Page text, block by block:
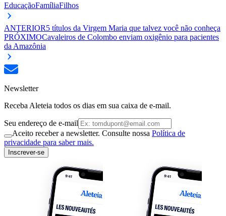
EducaçãoFamíliaFilhos
ANTERIOR5 títulos da Virgem Maria que talvez você não conheça
PRÓXIMOCavaleiros de Colombo enviam oxigênio para pacientes
da Amazônia
Newsletter
Receba Aleteia todos os dias em sua caixa de e-mail.
Seu endereço de e-mail
Aceito receber a newsletter. Consulte nossa Política de
privacidade para saber mais.
Inscrever-se